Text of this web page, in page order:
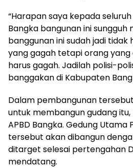
“Harapan saya kepada
Bangka bangunan ini sungguh
banggunan ini sudah jadi
yang gagah tetapi orang yang
harus gagah. Jadilah polisi-
banggakan di Kabupaten
Dalam pembangunan
untuk membangun gudang
APBD Bangka. Gedung Utama
tersebut akan dibangun
ditarget selesai pertengahan
mendatang.